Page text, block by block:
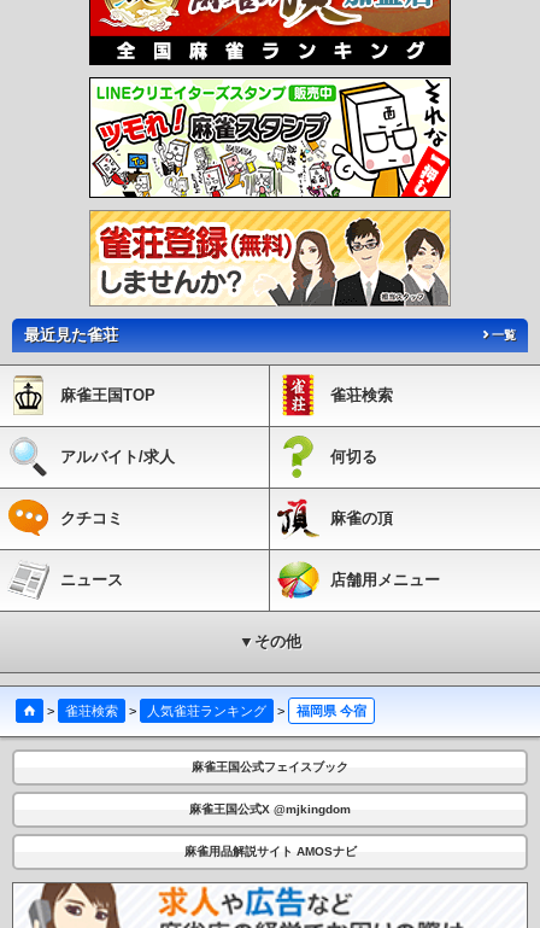
永犬丸駅 三ヶ森駅 西山駅 通谷駅 東中間駅 筑豊中間駅
筑豊香月駅 楠橋駅 新木屋瀬駅 木屋瀬駅 遠賀野駅 感田駅
筑豊直方駅
ノーフォーク広場駅 関門海峡めかり駅
最近見た雀荘 一覧
麻雀王国TOP 雀荘検索
アルバイト/求人 何切る
クチコミ 麻雀の頂
ニュース 店舗用メニュー
▼その他
> 雀荘検索 > 人気雀荘ランキング > 福岡県 今宿
麻雀王国公式フェイスブック
麻雀王国公式X @mjkingdom
麻雀用品解説サイト AMOSナビ